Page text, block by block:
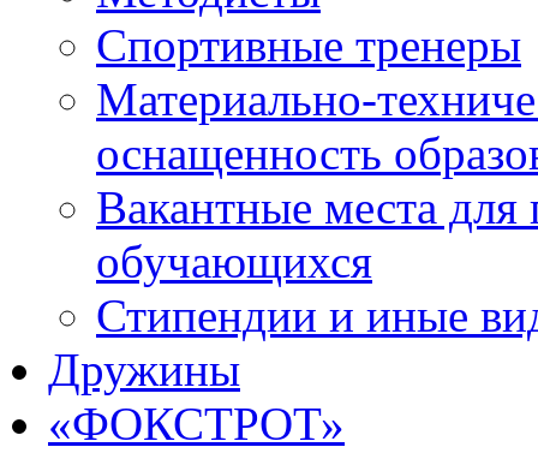
Спортивные тренеры
Материально-
оснащенность
Вакантные места для
обучающихся
Стипендии и иные
Дружины
«ФОКСТРОТ»